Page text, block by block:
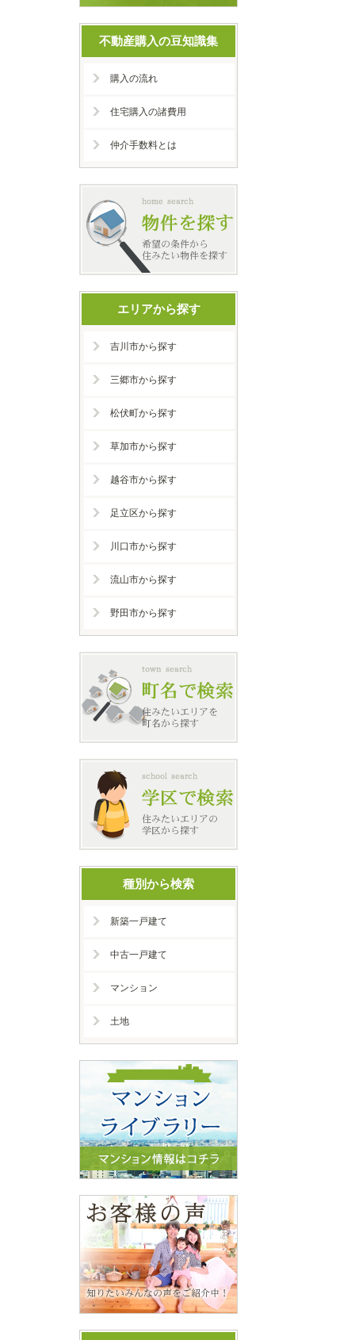
不動産購入の豆知識集
購入の流れ
住宅購入の諸費用
仲介手数料とは
エリアから探す
吉川市から探す
三郷市から探す
松伏町から探す
草加市から探す
越谷市から探す
足立区から探す
川口市から探す
流山市から探す
野田市から探す
種別から検索
新築一戸建て
中古一戸建て
マンション
土地